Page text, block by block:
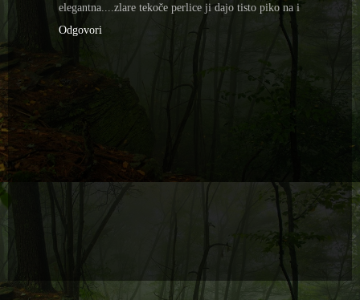
elegantna....zlare tekoče perlice ji dajo tisto piko na i
Odgovori